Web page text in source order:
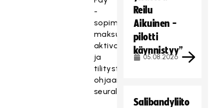
-
sopimus
maksutoimintojen
aktivoimiseksi
ja
tilitysten
ohjaamiseksi
seuralle.
Reilu
Aikuinen -
pilotti
käynnistyy”
05.08.2026
Salibandyliito